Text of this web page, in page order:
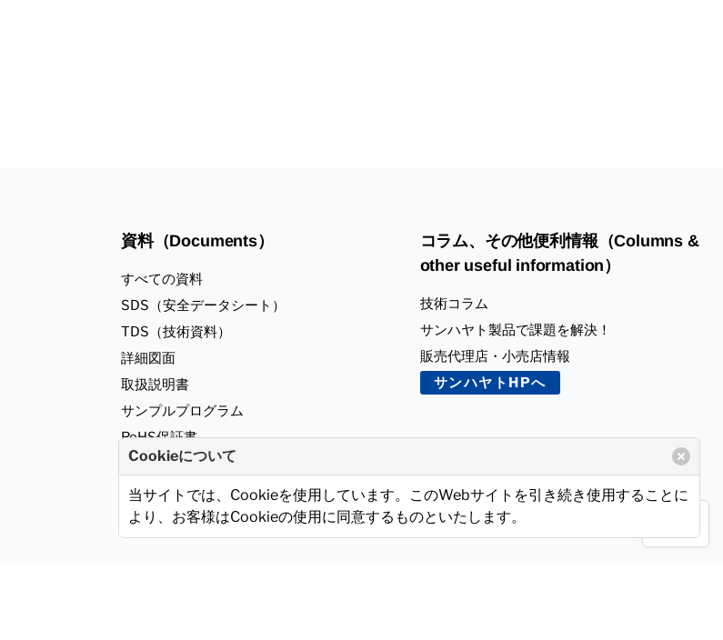
資料（Documents）
すべての資料
SDS（安全データシート）
TDS（技術資料）
詳細図面
取扱説明書
サンプルプログラム
RoHS保証書
コラム、その他便利情報（Columns &
other useful information）
技術コラム
サンハヤト製品で課題を解決！
販売代理店・小売店情報
サンハヤトHPへ
Cookieについて
当サイトでは、Cookieを使用しています。このWebサイトを引き続き使用することに
より、お客様はCookieの使用に同意するものといたします。